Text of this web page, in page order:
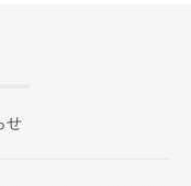
せ